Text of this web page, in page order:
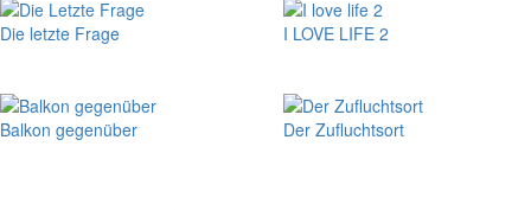
Die letzte Frage I LOVE LIFE 2
Balkon gegenüber Der Zufluchtsort